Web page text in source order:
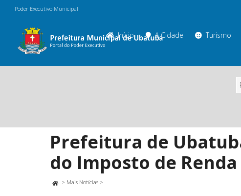
Poder Executivo Municipal
Início A Cidade Turismo
Prefeitura de
do Imposto de Renda
> Mais Notícias >